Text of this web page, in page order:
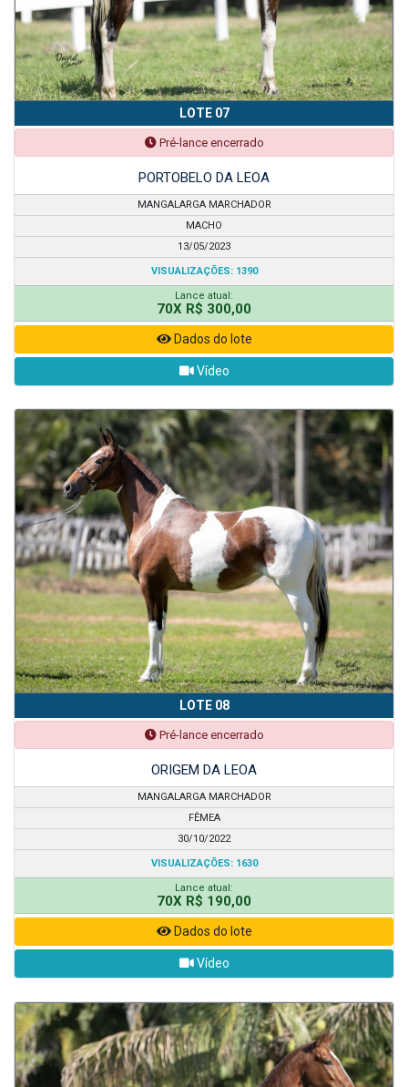
LOTE 07
Pré-lance encerrado
PORTOBELO DA LEOA
MANGALARGA MARCHADOR
MACHO
13/05/2023
VISUALIZAÇÕES: 1390
Lance atual:
70X R$ 300,00
Dados do lote
Vídeo
LOTE 08
Pré-lance encerrado
ORIGEM DA LEOA
MANGALARGA MARCHADOR
FÊMEA
30/10/2022
VISUALIZAÇÕES: 1630
Lance atual:
70X R$ 190,00
Dados do lote
Vídeo